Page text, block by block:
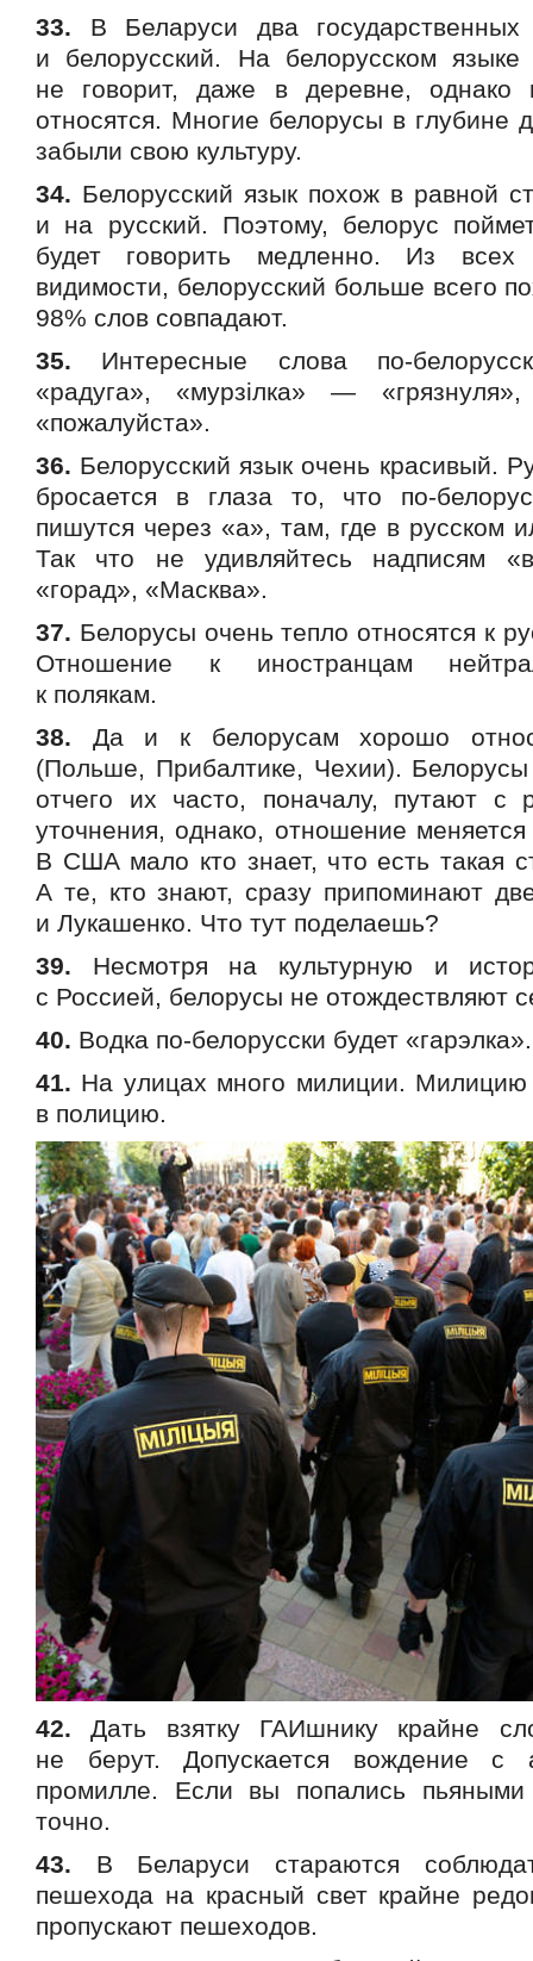
33. В Беларуси два
и белорусский. На белорусском языке
не говорит, даже в деревне,
относятся. Многие белорусы в глубине
забыли свою культуру.
34. Белорусский язык похож в равной
и на русский. Поэтому, белорус
будет говорить медленно. Из
видимости, белорусский больше всего
98% слов совпадают.
35. Интересные слова по-
«радуга», «мурзiлка» —
«пожалуйста».
36. Белорусский язык очень красивый.
бросается в глаза то, что по-
пишутся через «а», там, где в русском
Так что не удивляйтесь надписям
«горад», «Масква».
37. Белорусы очень тепло относятся к
Отношение к иностранцам
к полякам.
38. Да и к белорусам хорошо
(Польше, Прибалтике, Чехии). Белорусы
отчего их часто, поначалу, путают с
уточнения, однако, отношение
В США мало кто знает, что есть такая
А те, кто знают, сразу припоминают
и Лукашенко. Что тут поделаешь?
39. Несмотря на культурную и
с Россией, белорусы не отождествляют
40. Водка по-белорусски будет «гарэлка».
41. На улицах много милиции.
в полицию.
42. Дать взятку ГАИшнику крайне
не берут. Допускается вождение с
промилле. Если вы попались
точно.
43. В Беларуси стараются
пешехода на красный свет крайне
пропускают пешеходов.